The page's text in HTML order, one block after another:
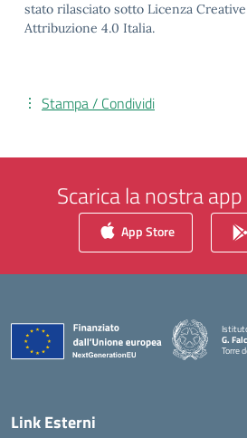
stato rilasciato sotto Licenza
Attribuzione 4.0 Italia.
Stampa / Condividi
Scarica la nostra
App Store
G.
Torre
Link Esterni